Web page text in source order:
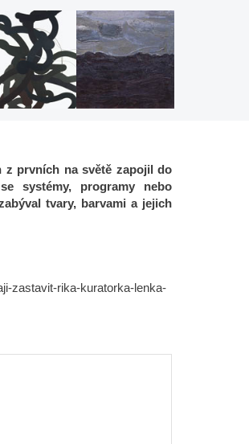
z prvních na světě zapojil do
systémy, programy nebo
tvary, barvami a jejich
zastavit-rika-kuratorka-lenka-